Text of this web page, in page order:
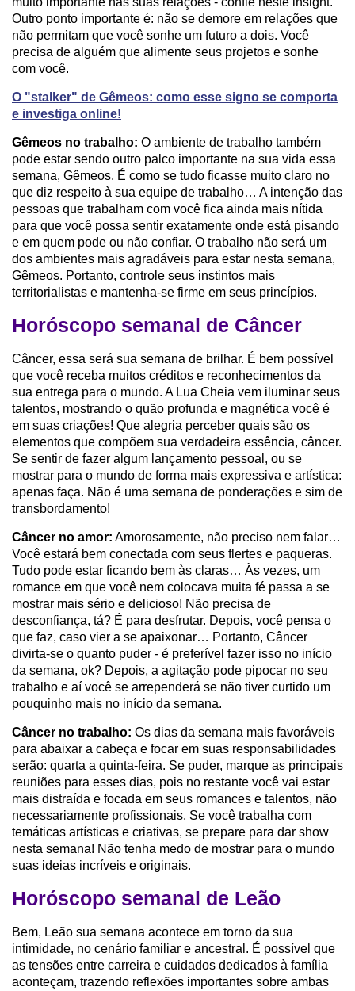
Outro ponto importante é: não se demore em relações que
não permitam que você sonhe um futuro a dois. Você
precisa de alguém que alimente seus projetos e sonhe
com você.
O "stalker" de Gêmeos: como esse signo se comporta
e investiga online!
Gêmeos no trabalho: O ambiente de trabalho também
pode estar sendo outro palco importante na sua vida essa
semana, Gêmeos. É como se tudo ficasse muito claro no
que diz respeito à sua equipe de trabalho… A intenção das
pessoas que trabalham com você fica ainda mais nítida
para que você possa sentir exatamente onde está pisando
e em quem pode ou não confiar. O trabalho não será um
dos ambientes mais agradáveis para estar nesta semana,
Gêmeos. Portanto, controle seus instintos mais
territorialistas e mantenha-se firme em seus princípios.
Horóscopo semanal de Câncer
Câncer, essa será sua semana de brilhar. É bem possível
que você receba muitos créditos e reconhecimentos da
sua entrega para o mundo. A Lua Cheia vem iluminar seus
talentos, mostrando o quão profunda e magnética você é
em suas criações! Que alegria perceber quais são os
elementos que compõem sua verdadeira essência, câncer.
Se sentir de fazer algum lançamento pessoal, ou se
mostrar para o mundo de forma mais expressiva e artística:
apenas faça. Não é uma semana de ponderações e sim de
transbordamento!
Câncer no amor: Amorosamente, não preciso nem falar…
Você estará bem conectada com seus flertes e paqueras.
Tudo pode estar ficando bem às claras… Às vezes, um
romance em que você nem colocava muita fé passa a se
mostrar mais sério e delicioso! Não precisa de
desconfiança, tá? É para desfrutar. Depois, você pensa o
que faz, caso vier a se apaixonar… Portanto, Câncer
divirta-se o quanto puder - é preferível fazer isso no início
da semana, ok? Depois, a agitação pode pipocar no seu
trabalho e aí você se arrependerá se não tiver curtido um
pouquinho mais no início da semana.
Câncer no trabalho: Os dias da semana mais favoráveis
para abaixar a cabeça e focar em suas responsabilidades
serão: quarta a quinta-feira. Se puder, marque as principais
reuniões para esses dias, pois no restante você vai estar
mais distraída e focada em seus romances e talentos, não
necessariamente profissionais. Se você trabalha com
temáticas artísticas e criativas, se prepare para dar show
nesta semana! Não tenha medo de mostrar para o mundo
suas ideias incríveis e originais.
Horóscopo semanal de Leão
Bem, Leão sua semana acontece em torno da sua
intimidade, no cenário familiar e ancestral. É possível que
as tensões entre carreira e cuidados dedicados à família
aconteçam, trazendo reflexões importantes sobre ambas